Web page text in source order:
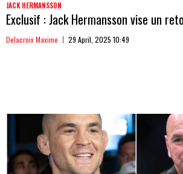
JACK HERMANSSON
Exclusif : Jack Hermansson vise un
Delacroix Maxime 29 April, 2025 10:49